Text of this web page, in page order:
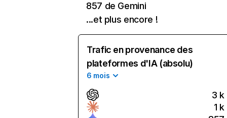
857 de Gemini
...et plus encore !
Trafic en provenance des
plateformes d'IA (absolu)
6 mois
3 k
1 k